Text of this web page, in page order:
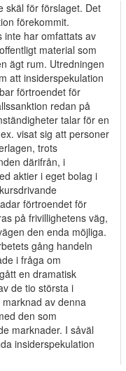
skäl för förslaget. Det
förekommit.
inte har omfattats av
material som
ägt rum. Utredningen
att insiderspekulation
förtroendet för
redan på
talar för en
visat sig att personer
trots
därifrån, i
aktier i eget bolag i
förtroendet för
på frivillighetens väg,
den enda möjliga.
gång handeln
i fråga om
en dramatisk
de tio största i
av denna
den som
marknader. I såväl
insiderspekulation